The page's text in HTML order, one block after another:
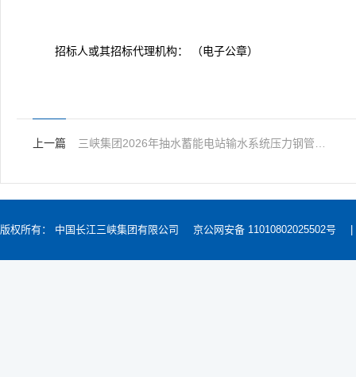
招标人或其招标代理机构： （电子公章）
上一篇
版权所有： 中国长江三峡集团有限公司 京公网安备 11010802025502号